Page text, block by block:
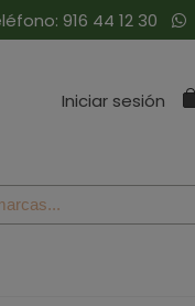
916 44 12 30
Iniciar sesión